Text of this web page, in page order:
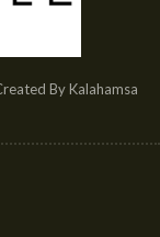
By Kalahamsa